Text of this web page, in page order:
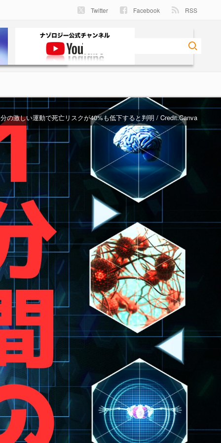
Twitter Facebook RSS
の激しい運動で死亡リスクが40%も低下すると判明 / Credit:Canva